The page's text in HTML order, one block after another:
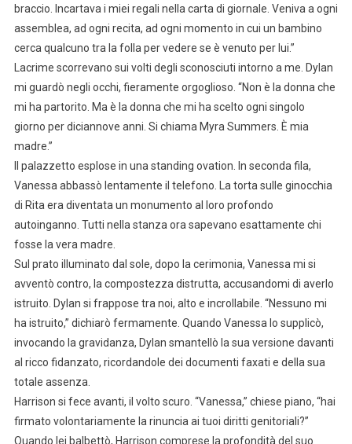
braccio. Incartava i miei regali nella carta di giornale. Veniva a ogni
assemblea, ad ogni recita, ad ogni momento in cui un bambino
cerca qualcuno tra la folla per vedere se è venuto per lui.”
Lacrime scorrevano sui volti degli sconosciuti intorno a me. Dylan
mi guardò negli occhi, fieramente orgoglioso. “Non è la donna che
mi ha partorito. Ma è la donna che mi ha scelto ogni singolo
giorno per diciannove anni. Si chiama Myra Summers. È mia
madre.”
Il palazzetto esplose in una standing ovation. In seconda fila,
Vanessa abbassò lentamente il telefono. La torta sulle ginocchia
di Rita era diventata un monumento al loro profondo
autoinganno. Tutti nella stanza ora sapevano esattamente chi
fosse la vera madre.
Sul prato illuminato dal sole, dopo la cerimonia, Vanessa mi si
avventò contro, la compostezza distrutta, accusandomi di averlo
istruito. Dylan si frappose tra noi, alto e incrollabile. “Nessuno mi
ha istruito,” dichiarò fermamente. Quando Vanessa lo supplicò,
invocando la gravidanza, Dylan smantellò la sua versione davanti
al ricco fidanzato, ricordandole dei documenti faxati e della sua
totale assenza.
Harrison si fece avanti, il volto scuro. “Vanessa,” chiese piano, “hai
firmato volontariamente la rinuncia ai tuoi diritti genitoriali?”
Quando lei balbettò, Harrison comprese la profondità del suo